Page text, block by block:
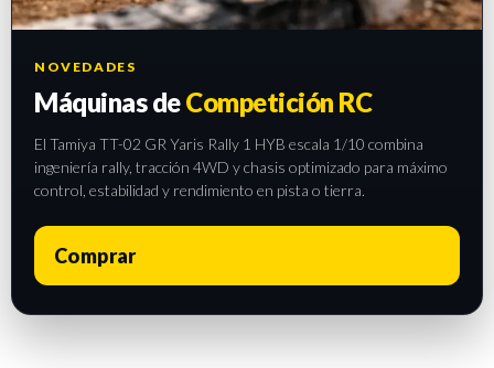
NOVEDADES
Máquinas deCompetición RC
El Tamiya TT-02 GR Yaris Rally 1 HYB escala 1/10 combina
ingeniería rally, tracción 4WD y chasis optimizado para máximo
control, estabilidad y rendimiento en pista o tierra.
Comprar